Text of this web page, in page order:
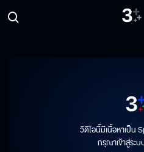
วิดีโอนี้มีเนื้อหาเป็น
กรุณาเข้าสู่ระ
ปดิวรัดา